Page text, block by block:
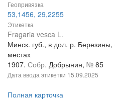
Геопривязка
53,1456, 29,2255
Этикетка
Fragaria vesca L.
Минск. губ., в дол. р.
местах
1907. Собр. Добрынин, № 85
Дата ввода этикетки 15.09.2025
Полная карточка